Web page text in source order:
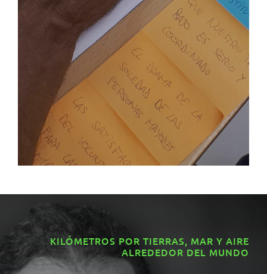
KILÓMETROS POR TIERRAS, MAR Y AIRE
ALREDEDOR DEL MUNDO